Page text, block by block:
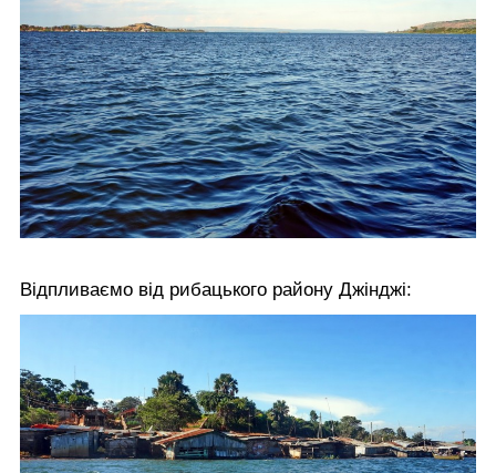
Відпливаємо від рибацького району Джінджі: